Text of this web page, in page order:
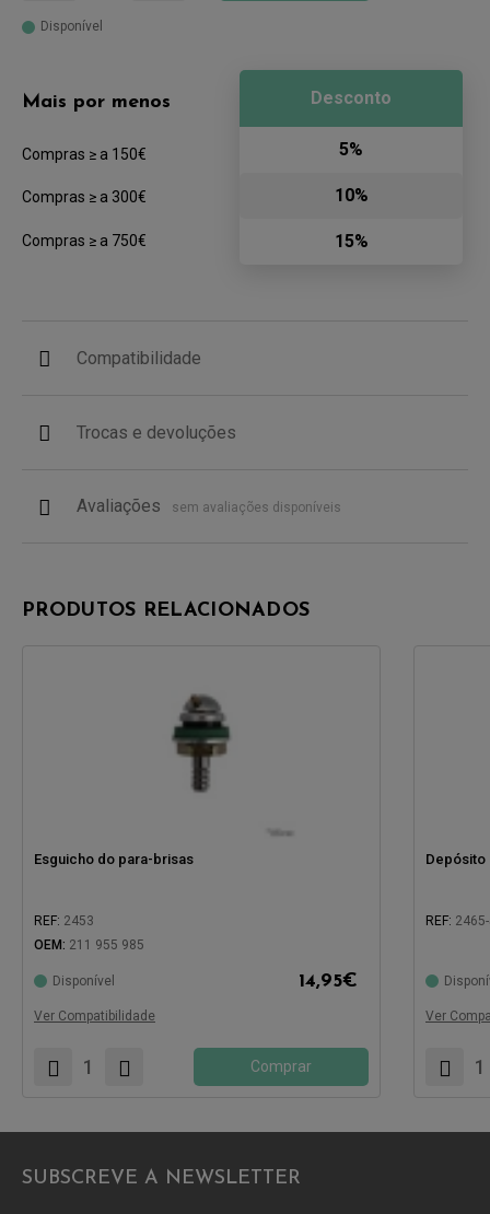
Disponível
Mais por menos
Compras ≥ a 150€
Compras ≥ a 300€
Compras ≥ a 750€
Desconto
5%
10%
15%
Compatibilidade
Trocas e devoluções
Avaliações sem avaliações disponíveis
PRODUTOS RELACIONADOS
Esguicho do para-brisas
REF: 2453
OEM: 211 955 985
Disponível 14,95€
Ver Compatibilidade
Comprar
Depósito
REF:
Ver
SUBSCREVE A NEWSLETTER